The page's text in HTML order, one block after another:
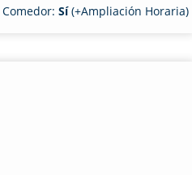
Comedor: Sí(+Ampliación Horaria)